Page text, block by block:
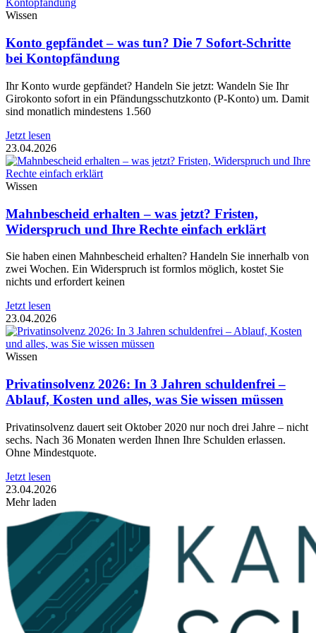
Wissen
Konto gepfändet – was tun? Die 7 Sofort-Schritte
bei Kontopfändung
Ihr Konto wurde gepfändet? Handeln Sie jetzt: Wandeln Sie Ihr
Girokonto sofort in ein Pfändungsschutzkonto (P-Konto) um. Damit
sind monatlich mindestens 1.560
Jetzt lesen
23.04.2026
Wissen
Mahnbescheid erhalten – was jetzt? Fristen,
Widerspruch und Ihre Rechte einfach erklärt
Sie haben einen Mahnbescheid erhalten? Handeln Sie innerhalb von
zwei Wochen. Ein Widerspruch ist formlos möglich, kostet Sie
nichts und erfordert keinen
Jetzt lesen
23.04.2026
Wissen
Privatinsolvenz 2026: In 3 Jahren schuldenfrei –
Ablauf, Kosten und alles, was Sie wissen müssen
Privatinsolvenz dauert seit Oktober 2020 nur noch drei Jahre – nicht
sechs. Nach 36 Monaten werden Ihnen Ihre Schulden erlassen.
Ohne Mindestquote.
Jetzt lesen
23.04.2026
Mehr laden